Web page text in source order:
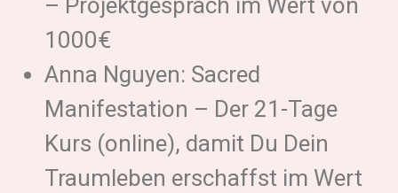
– Projektgespräch im Wert von
1000€
Anna Nguyen: Sacred
Manifestation – Der 21-Tage
Kurs (online), damit Du Dein
Traumleben erschaffst im Wert